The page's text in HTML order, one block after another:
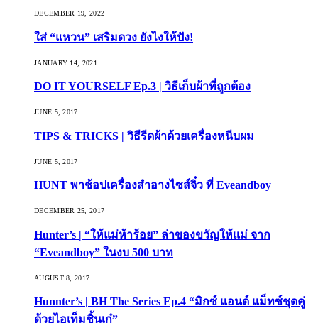
DECEMBER 19, 2022
ใส่ “แหวน” เสริมดวง ยังไงให้ปัง!
JANUARY 14, 2021
DO IT YOURSELF Ep.3 | วิธีเก็บผ้าที่ถูกต้อง
JUNE 5, 2017
TIPS & TRICKS | วิธีรีดผ้าด้วยเครื่องหนีบผม
JUNE 5, 2017
HUNT พาช้อปเครื่องสำอางไซส์จิ๋ว ที่ Eveandboy
DECEMBER 25, 2017
Hunter’s | “ให้แม่ห้าร้อย” ล่าของขวัญให้แม่ จาก
“Eveandboy” ในงบ 500 บาท
AUGUST 8, 2017
Hunnter’s | BH The Series Ep.4 “มิกซ์ แอนด์ แม็ทซ์ชุดคู่
ด้วยไอเท็มชิ้นเก๋”